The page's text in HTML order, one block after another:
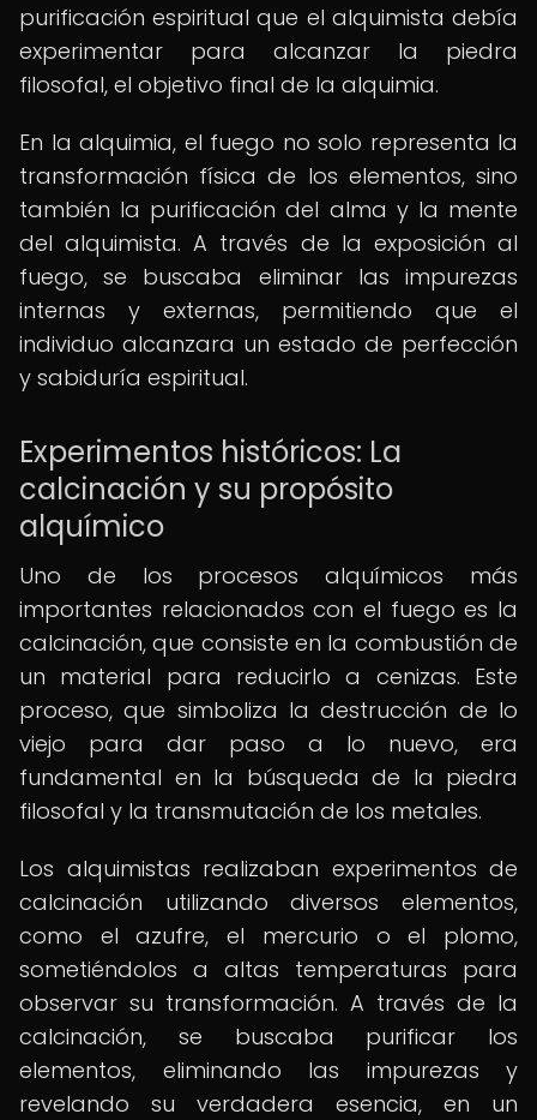
purificación espiritual que el alquimista debía
experimentar para alcanzar la piedra
filosofal, el objetivo final de la alquimia.
En la alquimia, el fuego no solo representa la
transformación física de los elementos, sino
también la purificación del alma y la mente
del alquimista. A través de la exposición al
fuego, se buscaba eliminar las impurezas
internas y externas, permitiendo que el
individuo alcanzara un estado de perfección
y sabiduría espiritual.
Experimentos históricos: La
calcinación y su propósito
alquímico
Uno de los procesos alquímicos más
importantes relacionados con el fuego es la
calcinación, que consiste en la combustión de
un material para reducirlo a cenizas. Este
proceso, que simboliza la destrucción de lo
viejo para dar paso a lo nuevo, era
fundamental en la búsqueda de la piedra
filosofal y la transmutación de los metales.
Los alquimistas realizaban experimentos de
calcinación utilizando diversos elementos,
como el azufre, el mercurio o el plomo,
sometiéndolos a altas temperaturas para
observar su transformación. A través de la
calcinación, se buscaba purificar los
elementos, eliminando las impurezas y
revelando su verdadera esencia, en un